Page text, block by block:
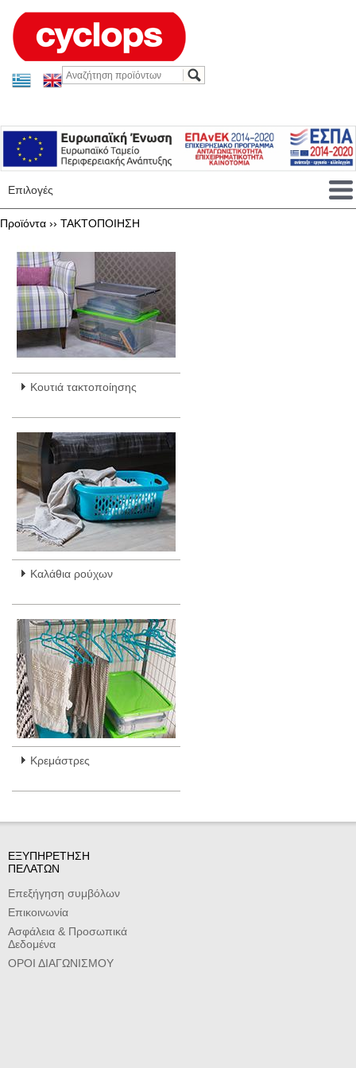
Επιλογές
Προϊόντα ›› ΤΑΚΤΟΠΟΙΗΣΗ
Κουτιά τακτοποίησης
Καλάθια ρούχων
Κρεμάστρες
ΕΞΥΠΗΡΕΤΗΣΗ
ΠΕΛΑΤΩΝ
Επεξήγηση συμβόλων
Επικοινωνία
Ασφάλεια & Προσωπικά
Δεδομένα
ΟΡΟΙ ΔΙΑΓΩΝΙΣΜΟΥ